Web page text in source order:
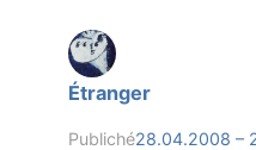
Étranger
Publiché28.04.2008 –